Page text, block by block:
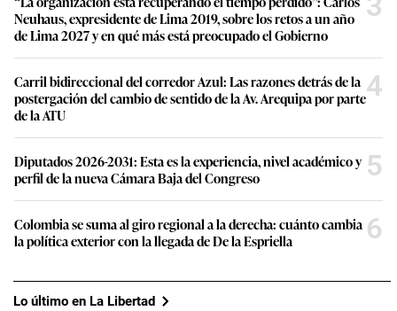
Neuhaus, expresidente de Lima 2019, sobre los retos a un año
de Lima 2027 y en qué más está preocupado el Gobierno
Carril bidireccional del corredor Azul: Las razones detrás de la
postergación del cambio de sentido de la Av. Arequipa por parte
de la ATU
4
Diputados 2026-2031: Esta es la experiencia, nivel académico y
perfil de la nueva Cámara Baja del Congreso
5
Colombia se suma al giro regional a la derecha: cuánto cambia
la política exterior con la llegada de De la Espriella
6
Lo último en La Libertad